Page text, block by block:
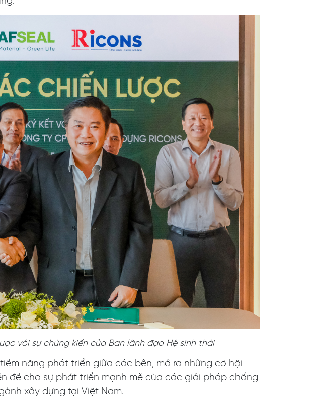
với sự chứng kiến của Ban lãnh đạo Hệ sinh thái
năng phát triển giữa các bên, mở ra những cơ hội
đề cho sự phát triển mạnh mẽ của các giải pháp chống
xây dựng tại Việt Nam.